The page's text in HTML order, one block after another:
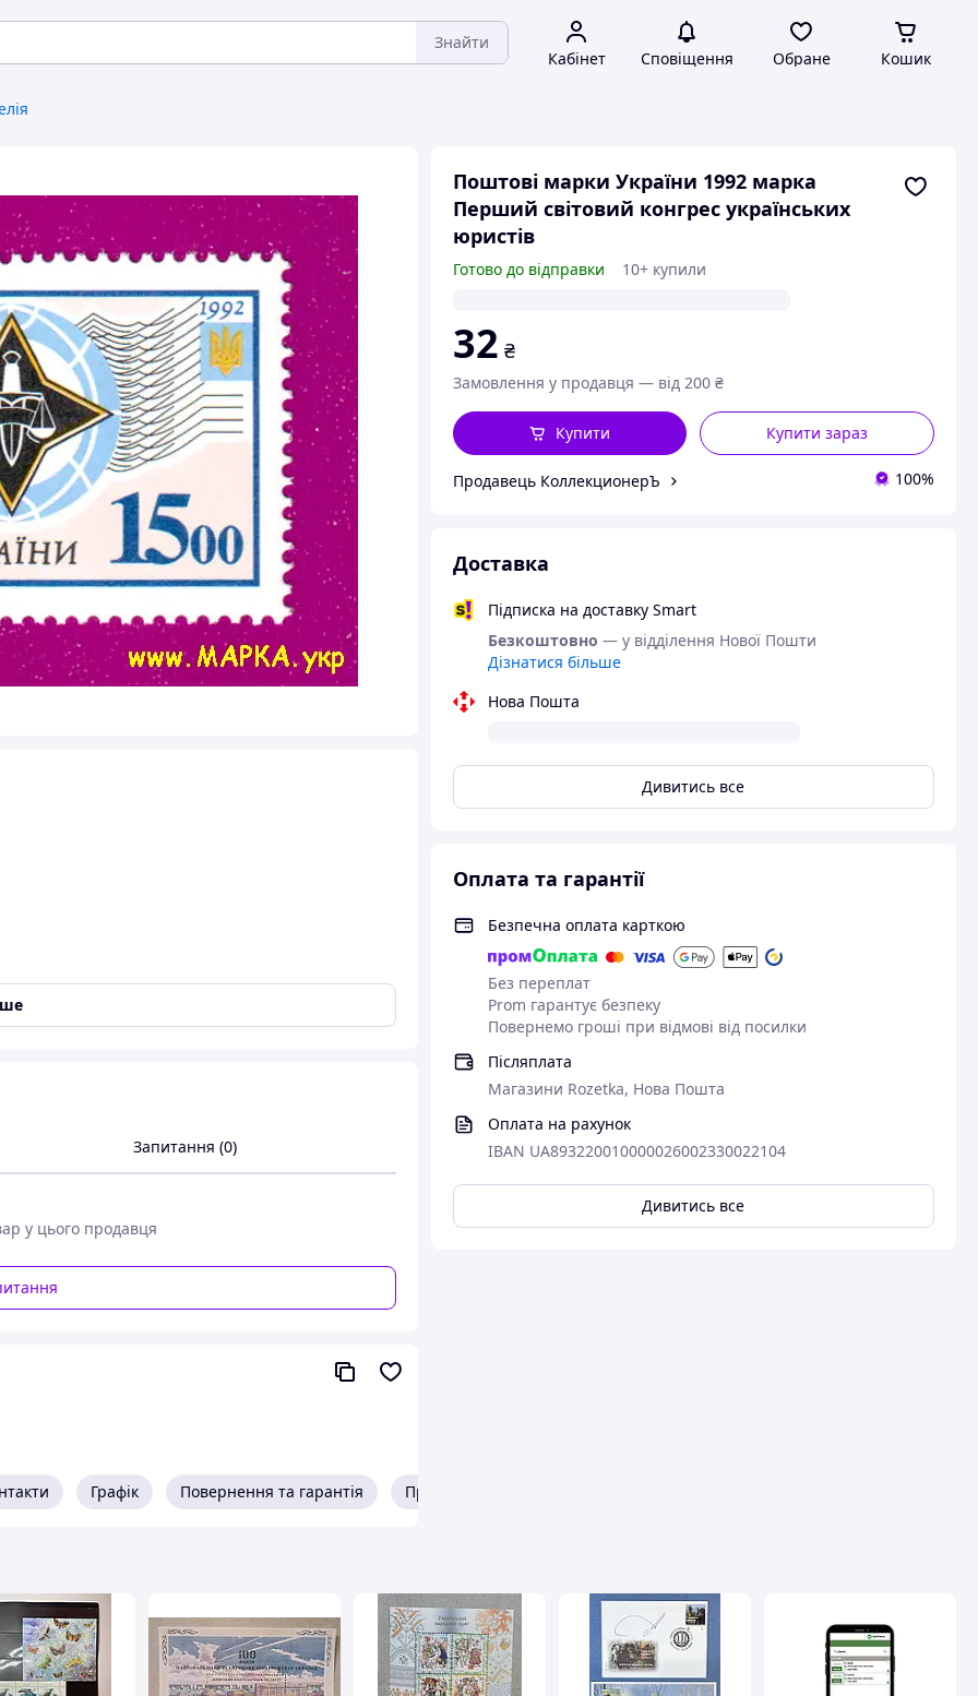
Знайти
Кабінет Сповіщення Обране Кошик
Поштові марки України 1992 марка
Перший світовий конгрес українських
юристів
Готово до відправки 10+ купили
32 ₴
Замовлення у продавця — від 200 ₴
Купити зараз
Купити
Продавець КоллекционерЪ 100%
Доставка
Підписка на доставку Smart
Безкоштовно — у відділення Нової Пошти
Дізнатися більше
Нова Пошта
Дивитись все
Оплата та гарантії
Безпечна оплата карткою
Без переплат
Prom гарантує безпеку
Повернемо гроші при відмові від посилки
Післяплата
Магазини Rozetka, Нова Пошта
Оплата на рахунок
IBAN UA893220010000026002330022104
Дивитись все
без будь-яких дефектів.
Запитання (0)
у цього продавця
Графік Повернення та гарантія Про продавця